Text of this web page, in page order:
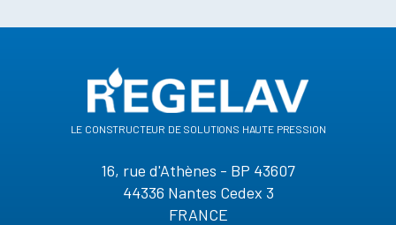
le constructeur de solutions haute pression
16, rue d'Athènes - BP 43607
44336 Nantes Cedex 3
FRANCE